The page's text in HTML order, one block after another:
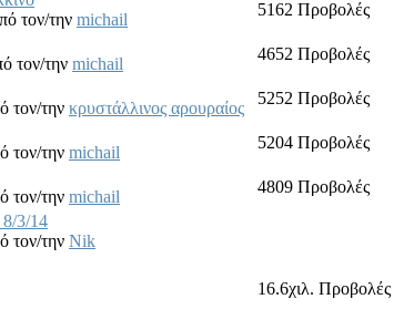
τον/την michail
5162 Προβολές
τον/την michail
4652 Προβολές
τον/την κρυστάλλινος αρουραίος
5252 Προβολές
τον/την michail
5204 Προβολές
τον/την michail
4809 Προβολές
8/3/14
τον/την Nik
16.6χιλ. Προβολές